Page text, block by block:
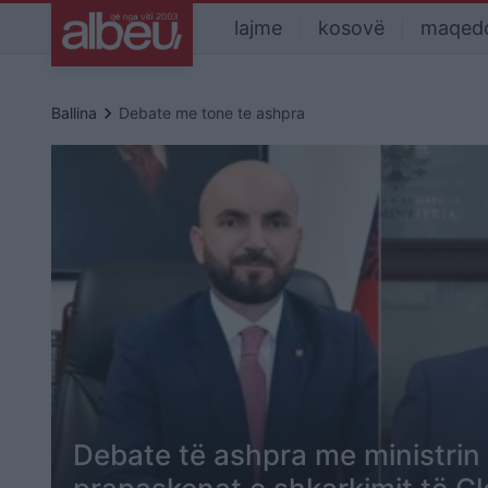
lajme kosovë
Ballina keyboard_arrow_right Debate me tone te ashpra
Debate të ashpra me